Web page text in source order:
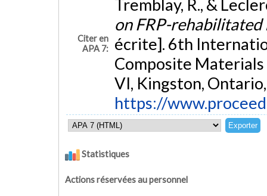
Citer en
APA 7:
Tremblay, R., &
on FRP-rehabilitated
écrite]. 6th
Composite
VI, Kingston,
https://
Statistiques
Actions réservées au personnel